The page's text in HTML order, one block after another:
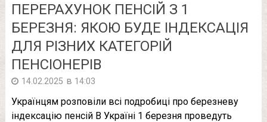
ПЕРЕРАХУНОК ПЕНСІЙ З 1
БЕРЕЗНЯ: ЯКОЮ БУДЕ ІНДЕКСАЦІЯ
ДЛЯ РІЗНИХ КАТЕГОРІЙ
ПЕНСІОНЕРІВ
14.02.2025 в 14:03
Українцям розповіли всі подробиці про березневу
індексацію пенсій В Україні 1 березня проведуть